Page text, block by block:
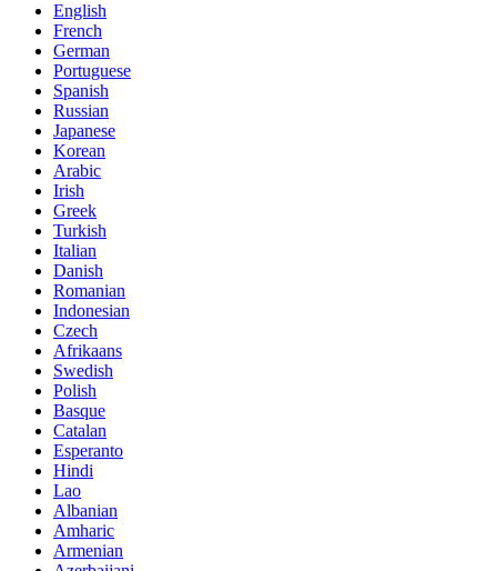
English
French
German
Portuguese
Spanish
Russian
Japanese
Korean
Arabic
Irish
Greek
Turkish
Italian
Danish
Romanian
Indonesian
Czech
Afrikaans
Swedish
Polish
Basque
Catalan
Esperanto
Hindi
Lao
Albanian
Amharic
Armenian